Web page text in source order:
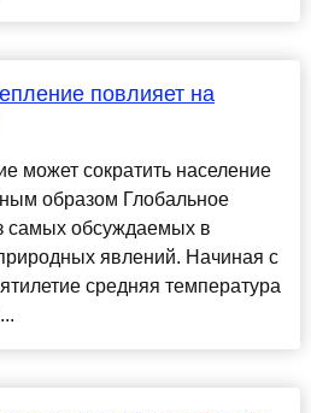
повлияет на
может сократить население
образом Глобальное
самых обсуждаемых в
явлений. Начиная с
средняя температура